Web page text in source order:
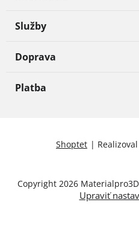
Služby
Doprava
Platba
Shoptet | Realizoval
Copyright 2026
Upraviť